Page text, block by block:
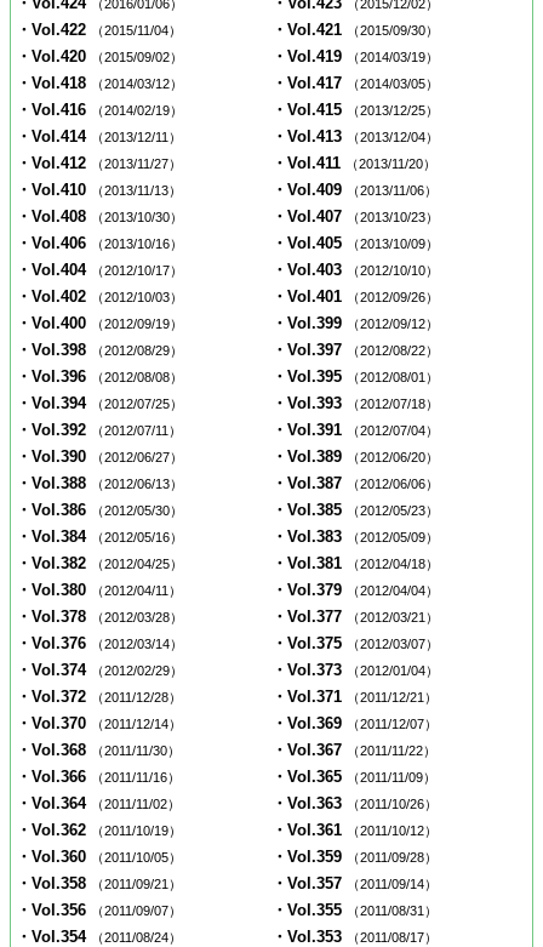
（2016/01/06） （2015/12/02）
・Vol.422 （2015/11/04） ・Vol.421 （2015/09/30）
・Vol.420 （2015/09/02） ・Vol.419 （2014/03/19）
・Vol.418 （2014/03/12） ・Vol.417 （2014/03/05）
・Vol.416 （2014/02/19） ・Vol.415 （2013/12/25）
・Vol.414 （2013/12/11） ・Vol.413 （2013/12/04）
・Vol.412 （2013/11/27） ・Vol.411 （2013/11/20）
・Vol.410 （2013/11/13） ・Vol.409 （2013/11/06）
・Vol.408 （2013/10/30） ・Vol.407 （2013/10/23）
・Vol.406 （2013/10/16） ・Vol.405 （2013/10/09）
・Vol.404 （2012/10/17） ・Vol.403 （2012/10/10）
・Vol.402 （2012/10/03） ・Vol.401 （2012/09/26）
・Vol.400 （2012/09/19） ・Vol.399 （2012/09/12）
・Vol.398 （2012/08/29） ・Vol.397 （2012/08/22）
・Vol.396 （2012/08/08） ・Vol.395 （2012/08/01）
・Vol.394 （2012/07/25） ・Vol.393 （2012/07/18）
・Vol.392 （2012/07/11） ・Vol.391 （2012/07/04）
・Vol.390 （2012/06/27） ・Vol.389 （2012/06/20）
・Vol.388 （2012/06/13） ・Vol.387 （2012/06/06）
・Vol.386 （2012/05/30） ・Vol.385 （2012/05/23）
・Vol.384 （2012/05/16） ・Vol.383 （2012/05/09）
・Vol.382 （2012/04/25） ・Vol.381 （2012/04/18）
・Vol.380 （2012/04/11） ・Vol.379 （2012/04/04）
・Vol.378 （2012/03/28） ・Vol.377 （2012/03/21）
・Vol.376 （2012/03/14） ・Vol.375 （2012/03/07）
・Vol.374 （2012/02/29） ・Vol.373 （2012/01/04）
・Vol.372 （2011/12/28） ・Vol.371 （2011/12/21）
・Vol.370 （2011/12/14） ・Vol.369 （2011/12/07）
・Vol.368 （2011/11/30） ・Vol.367 （2011/11/22）
・Vol.366 （2011/11/16） ・Vol.365 （2011/11/09）
・Vol.364 （2011/11/02） ・Vol.363 （2011/10/26）
・Vol.362 （2011/10/19） ・Vol.361 （2011/10/12）
・Vol.360 （2011/10/05） ・Vol.359 （2011/09/28）
・Vol.358 （2011/09/21） ・Vol.357 （2011/09/14）
・Vol.356 （2011/09/07） ・Vol.355 （2011/08/31）
・Vol.354 （2011/08/24） ・Vol.353 （2011/08/17）